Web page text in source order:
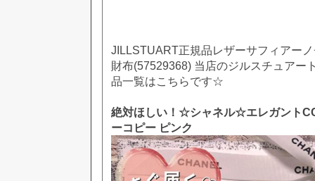
JILLSTUART正規品レザーサフィアー
財布(57529368) 当店のジルスチュアー
品一覧はこちらです☆
絶対ほしい！☆シャネル☆エレガント
ーコピー ピンク